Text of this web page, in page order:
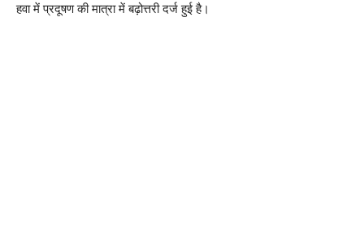
हवा में प्रदूषण की मात्रा में बढ़ोत्तरी दर्ज हुई है।